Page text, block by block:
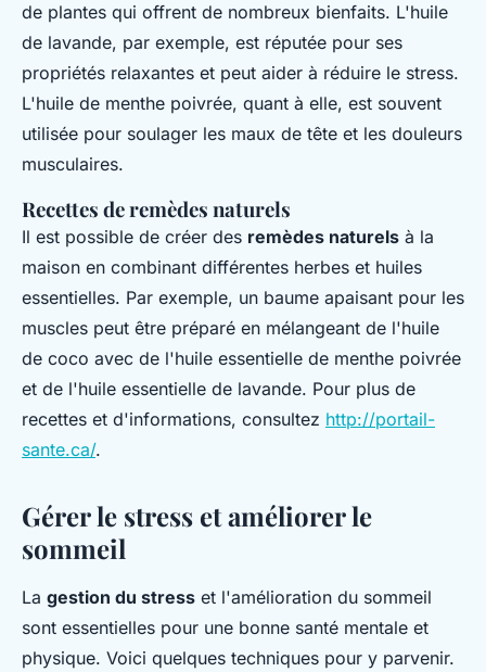
de plantes qui offrent de nombreux bienfaits. L'huile
de lavande, par exemple, est réputée pour ses
propriétés relaxantes et peut aider à réduire le stress.
L'huile de menthe poivrée, quant à elle, est souvent
utilisée pour soulager les maux de tête et les douleurs
musculaires.
Recettes de remèdes naturels
Il est possible de créer des remèdes naturels à la
maison en combinant différentes herbes et huiles
essentielles. Par exemple, un baume apaisant pour les
muscles peut être préparé en mélangeant de l'huile
de coco avec de l'huile essentielle de menthe poivrée
et de l'huile essentielle de lavande. Pour plus de
recettes et d'informations, consultez http://portail-
sante.ca/.
Gérer le stress et améliorer le
sommeil
La gestion du stress et l'amélioration du sommeil
sont essentielles pour une bonne santé mentale et
physique. Voici quelques techniques pour y parvenir.